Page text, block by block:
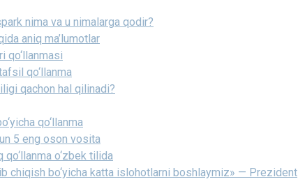
nima va u nimalarga qodir?
aniq ma’lumotlar
qo‘llanmasi
qo‘llanma
qachon hal qilinadi?
qo‘llanma
5 eng oson vosita
o‘zbek tilida
chiqish bo‘yicha katta islohotlarni boshlaymiz» — Prezident